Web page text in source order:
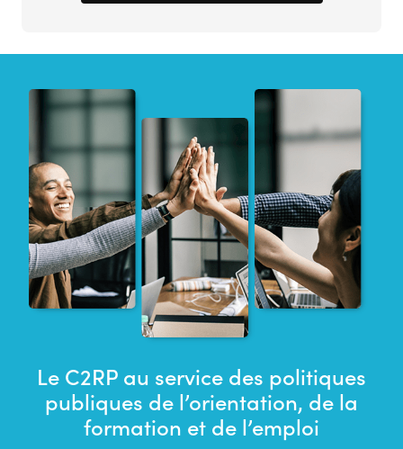
Le C2RP au service des politiques
publiques de l’orientation, de la
formation et de l’emploi